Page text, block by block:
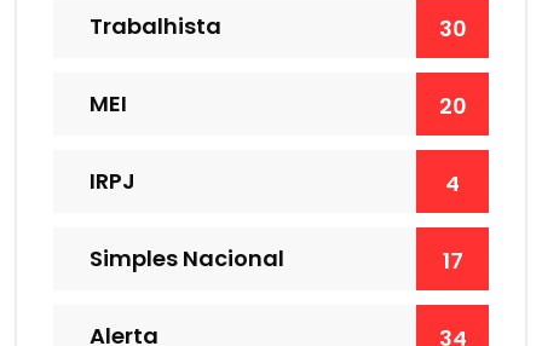
Trabalhista 30
MEI 20
IRPJ 4
Simples Nacional 17
Alerta 34